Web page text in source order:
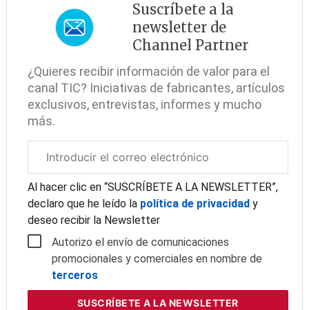
Suscríbete a la
newsletter de
Channel Partner
¿Quieres recibir información de valor para el
canal TIC? Iniciativas de fabricantes, artículos
exclusivos, entrevistas, informes y mucho
más.
electrónico
corporativo
Al hacer clic en “SUSCRÍBETE A LA NEWSLETTER”,
declaro que he leído la política de privacidady
deseo recibir la Newsletter
Autorizo el envío de comunicaciones
promocionales y comerciales en nombre de
terceros
SUSCRÍBETEA LA NEWSLETTER